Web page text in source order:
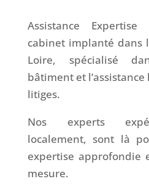
Assistance
cabinet implanté dans
Loire, spécialisé
bâtiment et
litiges.
Nos experts
localement, sont là
expertise approfondie
mesure.